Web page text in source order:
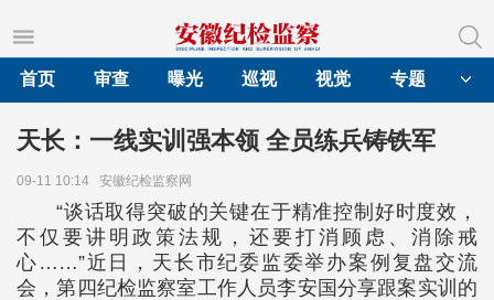
首页
审查 曝光 巡视 视觉 专题
天长：一线实训强本领 全员练兵铸铁军
09-11 10:14 安徽纪检监察网
“谈话取得突破的关键在于精准控制好时度效，
不仅要讲明政策法规，还要打消顾虑、消除戒
心……”近日，天长市纪委监委举办案例复盘交流
会，第四纪检监察室工作人员李安国分享跟案实训的